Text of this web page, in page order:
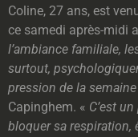
Coline, 27 ans, est
ce samedi après-midi
l’ambiance familiale,
surtout,
pression de la semaine
Capinghem. « C’est
bloquer sa respiration,